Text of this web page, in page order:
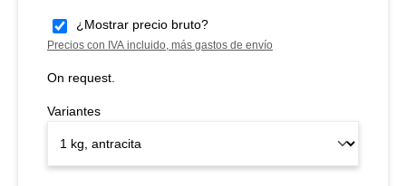
¿Mostrar precio bruto?
Precios con IVA incluido, más gastos de envío
On request.
Variantes